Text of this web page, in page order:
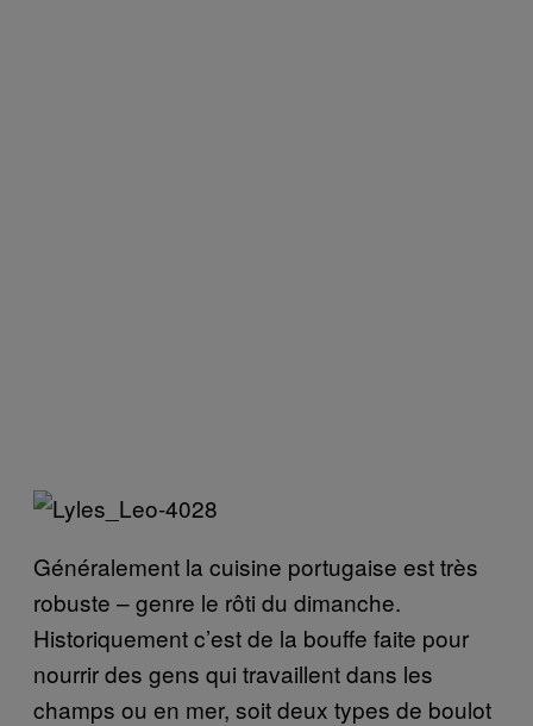
Généralement la cuisine portugaise est très
robuste – genre le rôti du dimanche.
Historiquement c’est de la bouffe faite pour
nourrir des gens qui travaillent dans les
champs ou en mer, soit deux types de boulot